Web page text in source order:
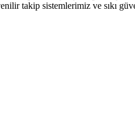
takip sistemlerimiz ve sıkı